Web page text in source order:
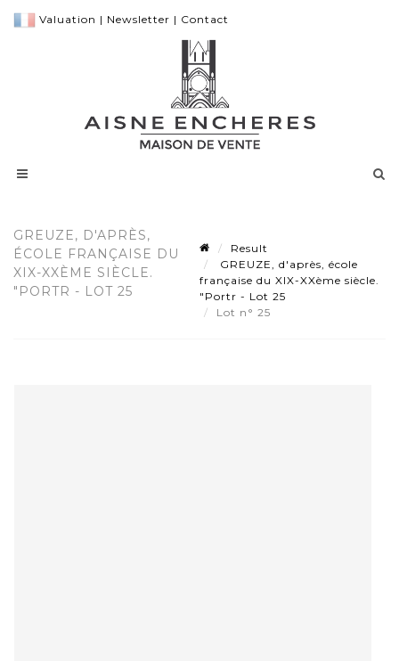
Valuation | Newsletter | Contact
GREUZE, D'APRÈS,
ÉCOLE FRANÇAISE DU
XIX-XXÈME SIÈCLE.
"PORTR - LOT 25
Result
GREUZE, d'après, école
française du XIX-XXème siècle.
"Portr - Lot 25
Lot n° 25